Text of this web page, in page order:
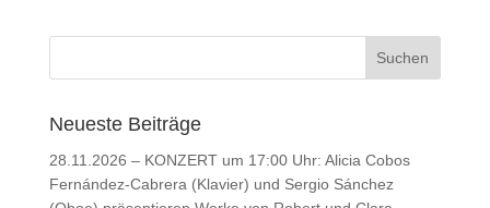
Neueste Beiträge
28.11.2026 – KONZERT um 17:00 Uhr: Alicia Cobos
Fernández-Cabrera (Klavier) und Sergio Sánchez